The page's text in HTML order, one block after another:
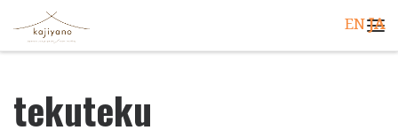
コンテンツへスキップ
tekuteku
EN JA